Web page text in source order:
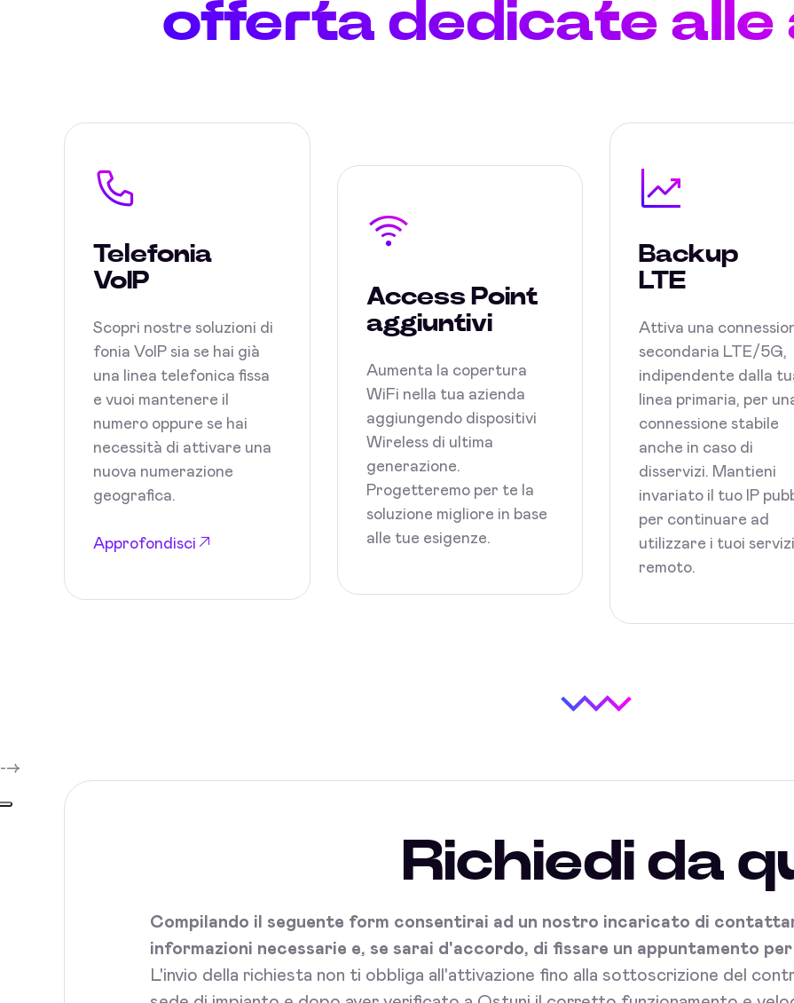
offerta dedicate alle
Telefonia
VoIP
Scopri nostre soluzioni di
fonia VoIP sia se hai già
una linea telefonica fissa
e vuoi mantenere il
numero oppure se hai
necessità di attivare una
nuova numerazione
geografica.
Approfondisci
Access Point
aggiuntivi
Aumenta la copertura
WiFi nella tua azienda
aggiungendo dispositivi
Wireless di ultima
generazione.
Progetteremo per te la
soluzione migliore in base
alle tue esigenze.
Backup
LTE
Attiva una
secondaria LTE/5G,
indipendente dalla
linea primaria, per
connessione stabile
anche in caso di
disservizi. Mantieni
invariato il tuo IP
per continuare ad
utilizzare i tuoi
remoto.
-->
Richiedi da
Compilando il seguente form consentirai ad un nostro incaricato di
informazioni necessarie e, se sarai d'accordo, di fissare un appuntamento
L'invio della richiesta non ti obbliga all'attivazione fino alla sottoscrizione del